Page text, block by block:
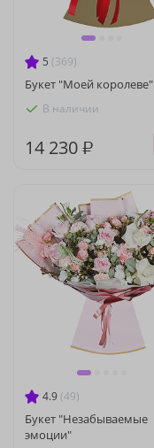
5 (369)
Букет "Моей королеве"
В наличии
14 230 ₽
4.9 (49)
Букет "Незабываемые
эмоции"